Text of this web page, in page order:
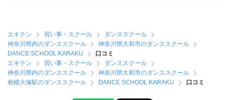
エキテン 習い事・スクール
ダンススクール
神奈川県内のダンススクール
神奈川県大和市のダンススクール
DANCE SCHOOL KARAKU
口コミ
エキテン
習い事・スクール
ダンススクール
神奈川県内のダンススクール
神奈川県大和市のダンススクール
相模大塚駅のダンススクール
DANCE SCHOOL KARAKU 口コミ